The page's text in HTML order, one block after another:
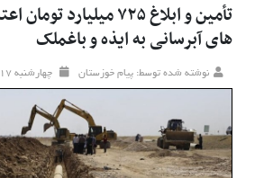
تأمین و ابلاغ ۷۲۵
های آبرسانی به ایذه و باغملک
نوشته شده توسط: پیام خوزستان چهارشنبه ۱۷ تير ۱۴۰۵